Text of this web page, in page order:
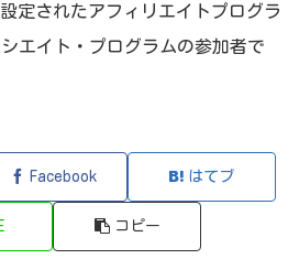
定されたアフィリエイトプログラ
シエイト・プログラムの参加者で
Facebook はてブ
コピー